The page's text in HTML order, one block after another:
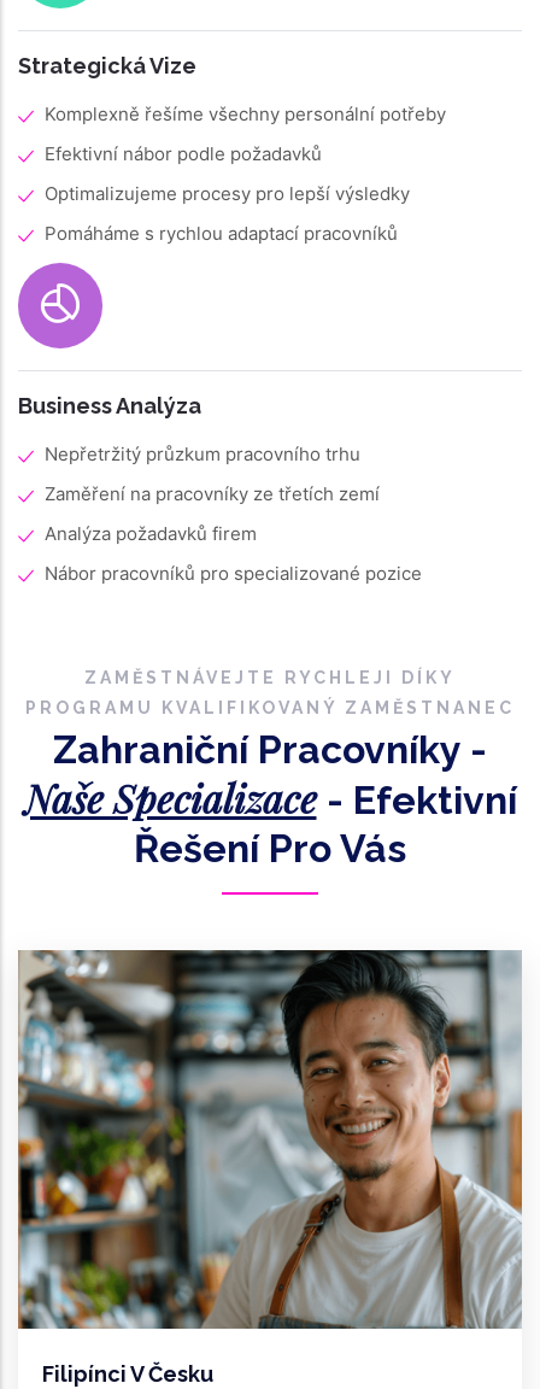
Strategická Vize
Komplexně řešíme všechny personální potřeby
Efektivní nábor podle požadavků
Optimalizujeme procesy pro lepší výsledky
Pomáháme s rychlou adaptací pracovníků
Business Analýza
Nepřetržitý průzkum pracovního trhu
Zaměření na pracovníky ze třetích zemí
Analýza požadavků firem
Nábor pracovníků pro specializované pozice
ZAMĚSTNÁVEJTE RYCHLEJI DÍKY
PROGRAMU KVALIFIKOVANÝ ZAMĚSTNANEC
Zahraniční Pracovníky -
Naše Specializace- Efektivní
Řešení Pro Vás
Filipínci V Česku